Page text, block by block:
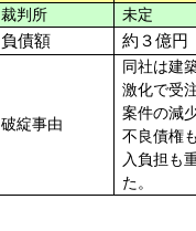
裁判所 未定
負債額 約３億円
破綻事由
同社は建
激化で受
案件の減
不良債権
入負担も
た。